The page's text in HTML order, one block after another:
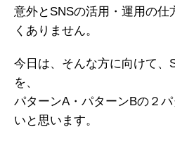
意外とSNSの活用・運用の仕
くありません。
今日は、そんな方に向けて、
を、
パターンA・パターンBの２
いと思います。